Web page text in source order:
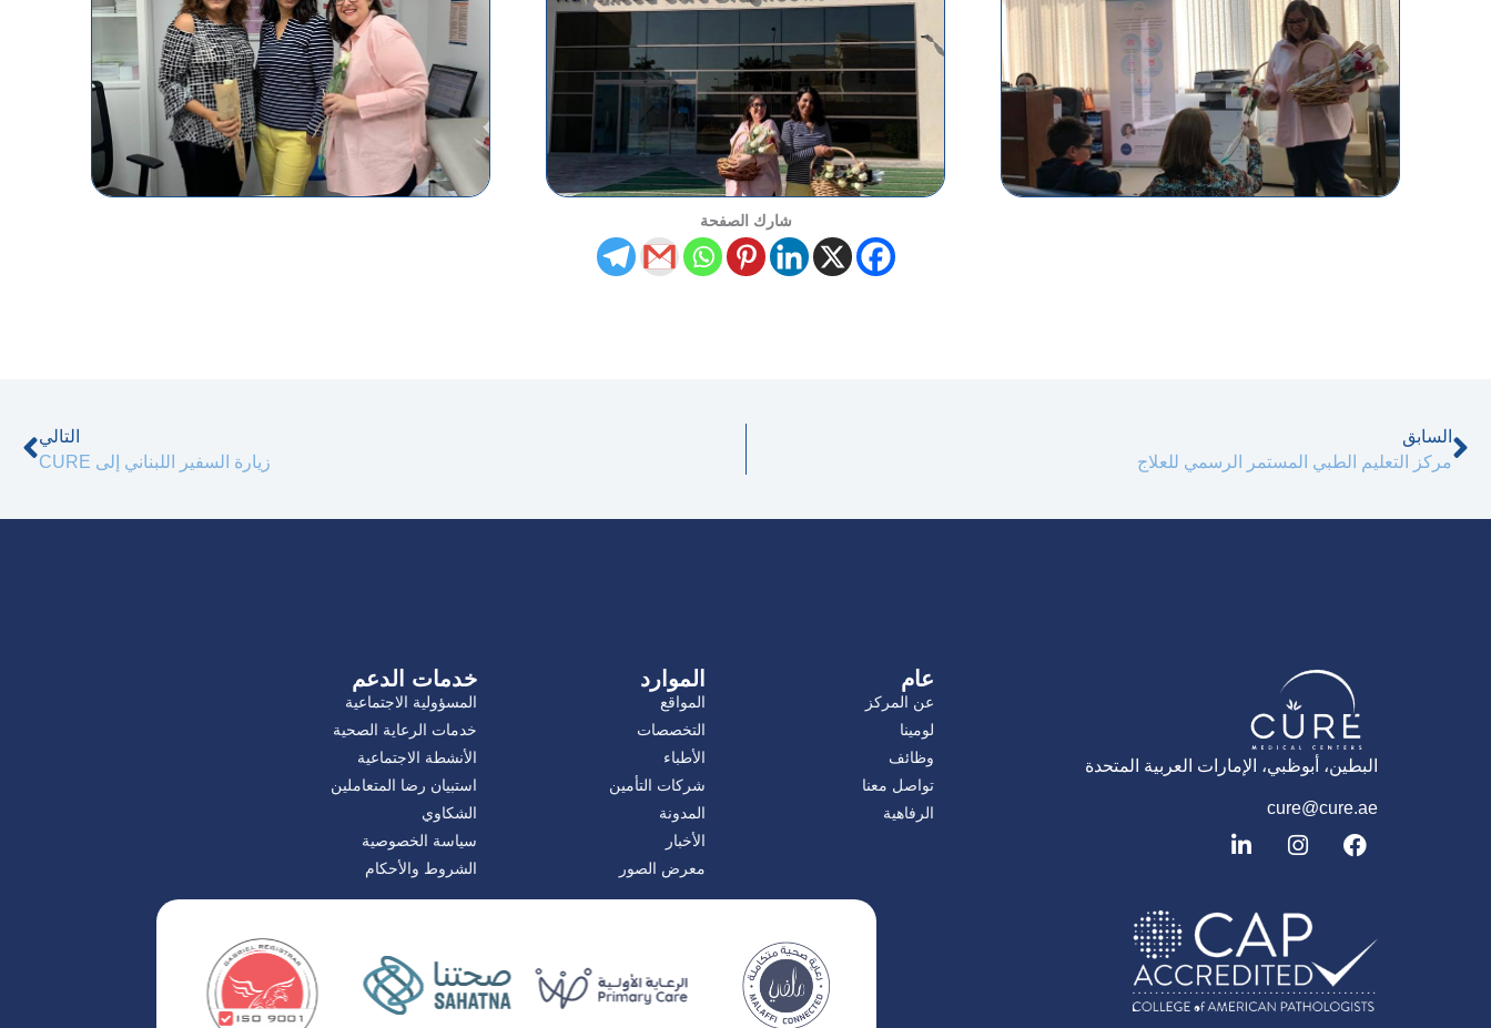
شارك الصفحة
السابق
السابق
مركز التعليم الطبي المستمر الرسمي للعلاج
التالي
زيارة السفير اللبناني إلى CURE
البطين، أبوظبي، الإمارات العربية المتحدة
cure@cure.ae
ف
ي
ا
ن
غ
ر
ا
م
ل
ي
د
إ
ن
عام
عن المركز
لومينا
وظائف
تواصل معنا
الرفاهية
الموارد
المواقع
التخصصات
الأطباء
شركات التأمين
المدونة
الأخبار
معرض الصور
خدمات الدعم
المسؤولية الاجتماعية
خدمات الرعاية الصحية
الأنشطة الاجتماعية
استبيان رضا المتعاملين
الشكاوي
سياسة الخصوصية
الشروط والأحكام